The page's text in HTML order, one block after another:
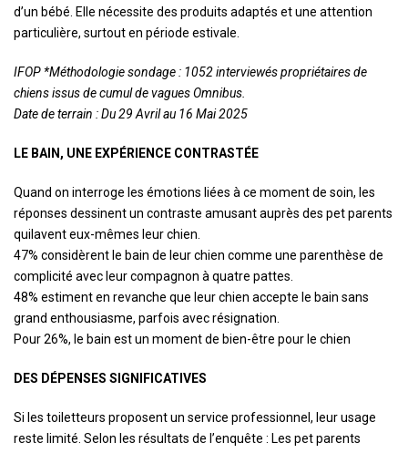
d’un bébé. Elle nécessite des produits adaptés et une attention
particulière, surtout en période estivale.
IFOP *Méthodologie sondage : 1052 interviewés propriétaires de
chiens issus de cumul de vagues Omnibus.
Date de terrain : Du 29 Avril au 16 Mai 2025
LE BAIN, UNE EXPÉRIENCE CONTRASTÉE
Quand on interroge les émotions liées à ce moment de soin, les
réponses dessinent un contraste amusant auprès des pet parents
quilavent eux-mêmes leur chien.
47% considèrent le bain de leur chien comme une parenthèse de
complicité avec leur compagnon à quatre pattes.
48% estiment en revanche que leur chien accepte le bain sans
grand enthousiasme, parfois avec résignation.
Pour 26%, le bain est un moment de bien-être pour le chien
DES DÉPENSES SIGNIFICATIVES
Si les toiletteurs proposent un service professionnel, leur usage
reste limité. Selon les résultats de l’enquête : Les pet parents